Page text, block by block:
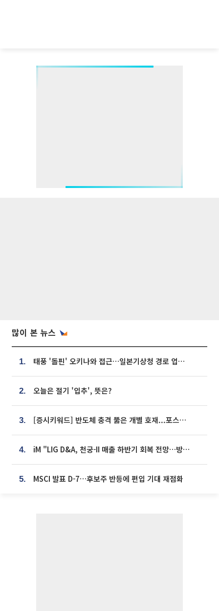
많이 본 뉴스
1. 태풍 '돌핀' 오키나와 접근…일본기상청 경로 업데이트
2. 오늘은 절기 '입추', 뜻은?
3. [증시키워드] 반도체 충격 뚫은 개별 호재...포스코퓨처엠·에코프로·한화솔루션 '눈길'
4. iM "LIG D&A, 천궁-II 매출 하반기 회복 전망…방산 톱픽 유지"
5. MSCI 발표 D-7…후보주 반등에 편입 기대 재점화